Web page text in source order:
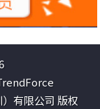
有限公司 版权